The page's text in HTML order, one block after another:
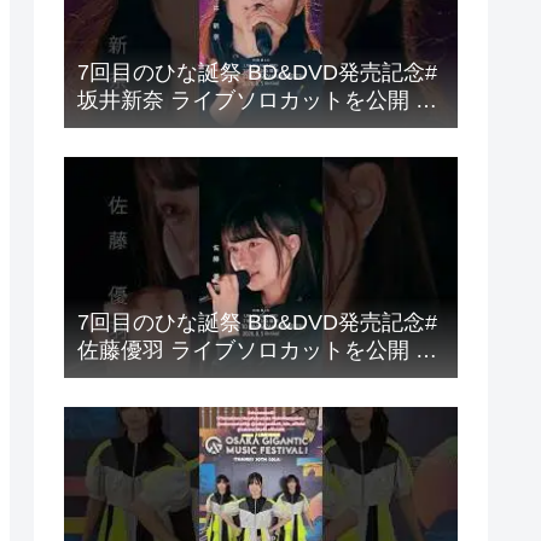
7回目のひな誕祭 BD&DVD発売記念#
坂井新奈 ライブソロカットを公開 #
日向坂46 #hinatazaka46 #
7回目のひな誕祭 BD&DVD発売記念#
佐藤優羽 ライブソロカットを公開 #
日向坂46 #hinatazaka46 #